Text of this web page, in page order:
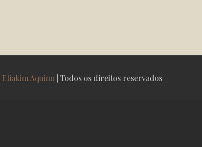
Eliakim Aquino | Todos os direitos reservados